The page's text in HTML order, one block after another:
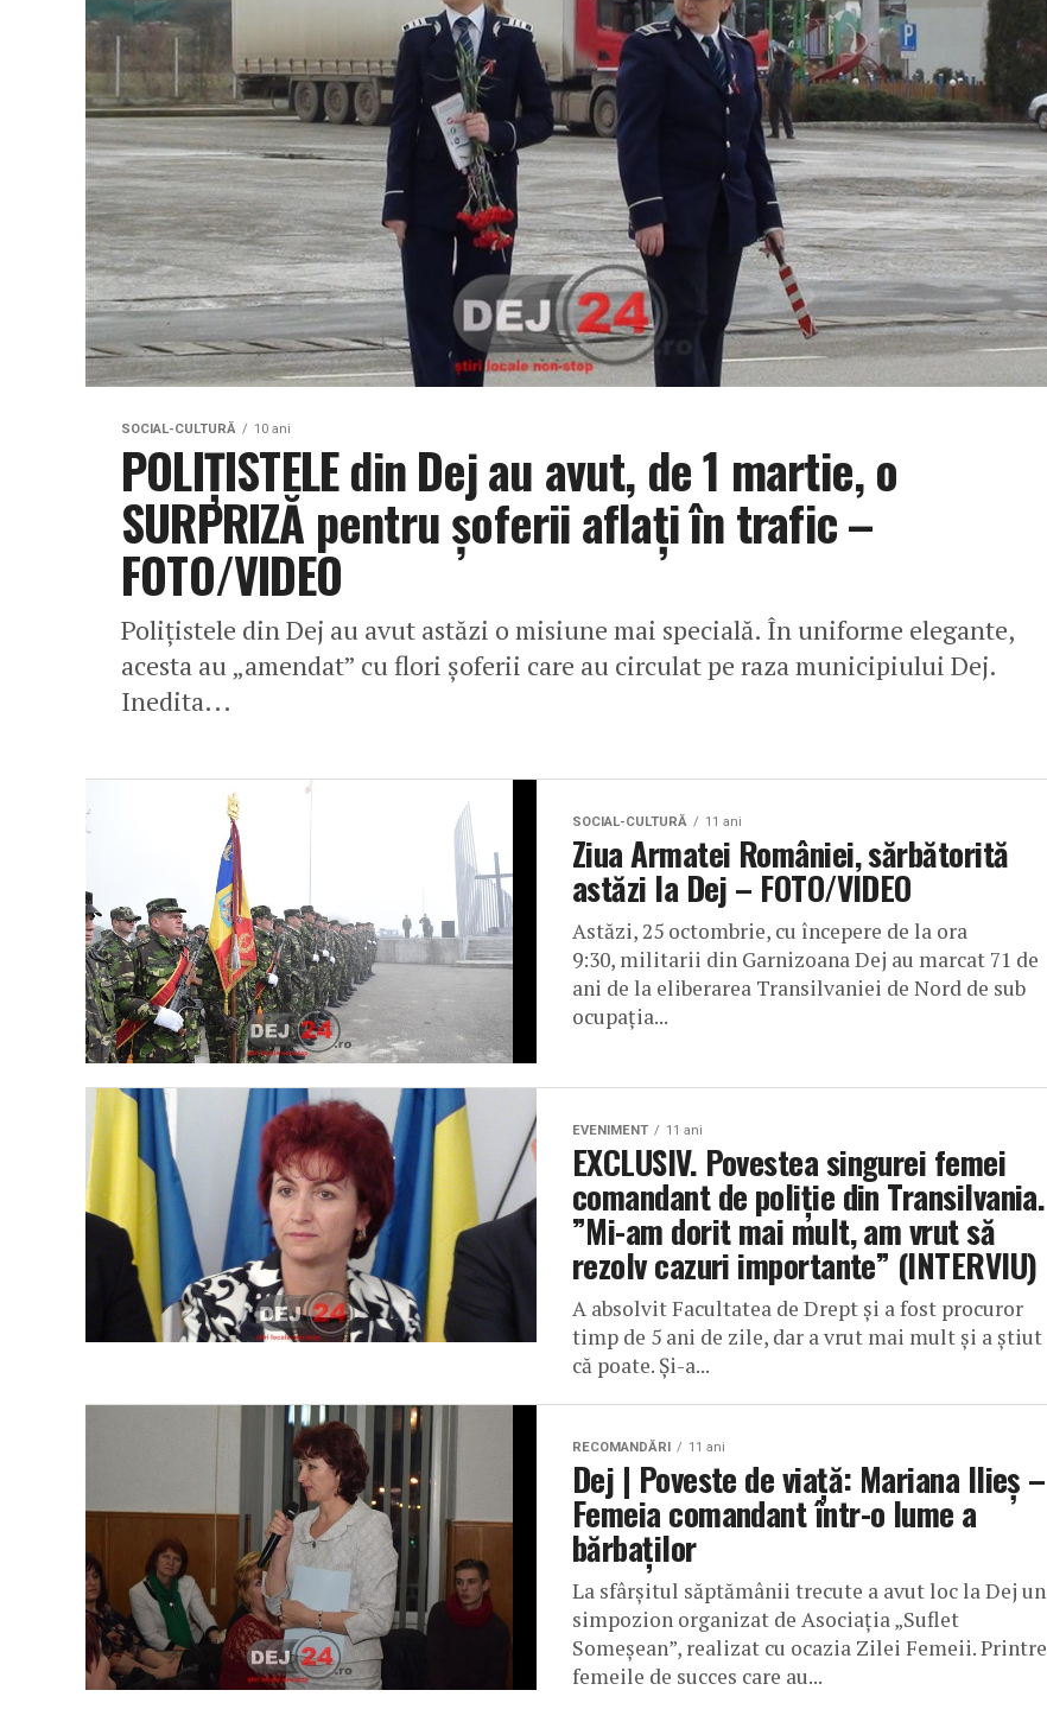
SOCIAL-CULTURĂ 10 ani
POLIȚISTELE din Dej au avut, de 1 martie, o
SURPRIZĂ pentru șoferii aflați în trafic –
FOTO/VIDEO
Polițistele din Dej au avut astăzi o misiune mai specială. În uniforme elegante,
acesta au „amendat” cu flori șoferii care au circulat pe raza municipiului Dej.
Inedita...
SOCIAL-CULTURĂ 11 ani
Ziua Armatei României, sărbătorită
astăzi la Dej – FOTO/VIDEO
Astăzi, 25 octombrie, cu începere de la ora
9:30, militarii din Garnizoana Dej au marcat 71 de
ani de la eliberarea Transilvaniei de Nord de sub
ocupația...
EVENIMENT 11 ani
EXCLUSIV. Povestea singurei femei
comandant de poliție din Transilvania.
”Mi-am dorit mai mult, am vrut să
rezolv cazuri importante” (INTERVIU)
A absolvit Facultatea de Drept și a fost procuror
timp de 5 ani de zile, dar a vrut mai mult și a știut
că poate. Și-a...
RECOMANDĂRI 11 ani
Dej | Poveste de viață: Mariana Ilieș –
Femeia comandant într-o lume a
bărbaților
La sfârșitul săptămânii trecute a avut loc la Dej un
simpozion organizat de Asociația „Suflet
Someșean”, realizat cu ocazia Zilei Femeii. Printre
femeile de succes care au...